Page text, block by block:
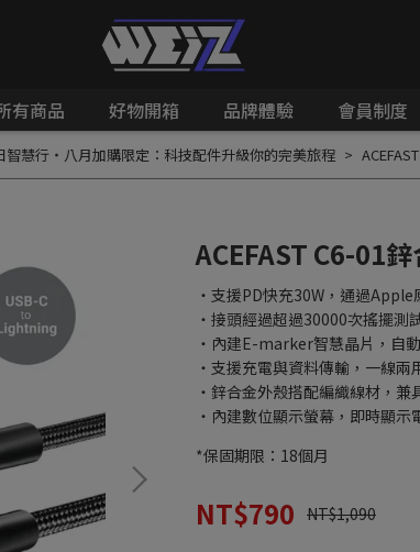
有商品 好物開箱 品牌體驗 會員制度
智慧行・八月加購限定：科技配件升級你的完美旅程
ACEFAST C6-01
・支援PD快充30W，通過Apple
・接頭經過超過30000次搖擺測
・內建E-marker智慧晶片，自
・支援充電與資料傳輸，一線兩
・鋅合金外殼搭配編織線材，兼
・內建數位顯示螢幕，即時顯
*保固期限：18個月
NT$790 NT$1,090